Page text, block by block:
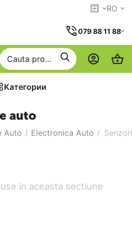
RO
079 88 11 88
Категории
auto
Auto / Electronica Auto /
in aceasta sectiune